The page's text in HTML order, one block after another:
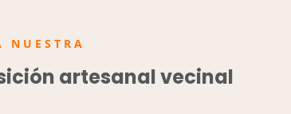
NUESTRA
artesanal vecinal